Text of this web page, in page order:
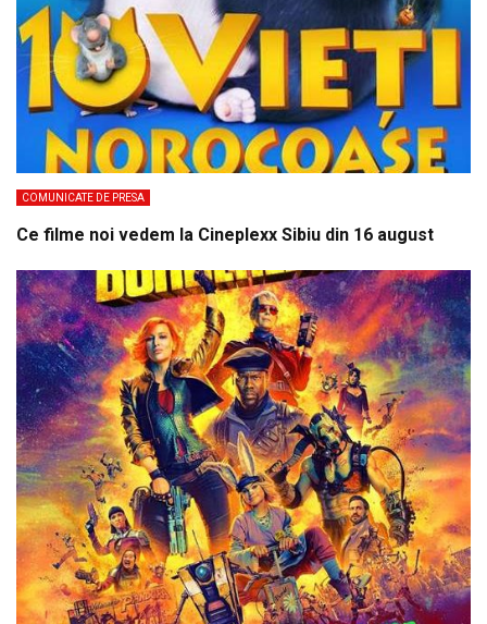
COMUNICATE DE PRESA
Ce filme noi vedem la Cineplexx Sibiu din 16 august